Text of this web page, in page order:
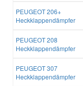
PEUGEOT 206+
Heckklappendämpfer
PEUGEOT 208
Heckklappendämpfer
PEUGEOT 307
Heckklappendämpfer